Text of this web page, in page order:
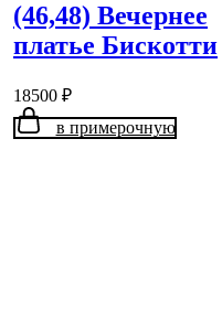
(46,48) Вечернее
платье Бискотти
18500 ₽
в примерочную